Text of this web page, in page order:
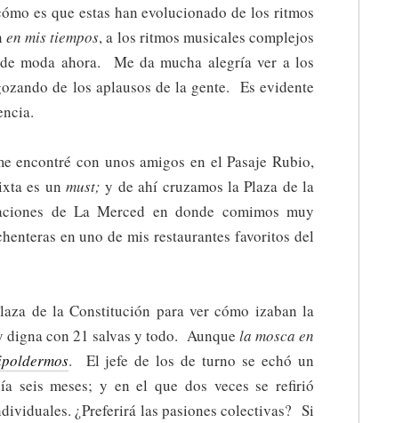
es que estas han evolucionado de los ritmos
en mis tiempos, a los ritmos musicales complejos
moda ahora. Me da mucha alegría ver a los
de los aplausos de la gente. Es evidente
encontré con unos amigos en el Pasaje Rubio,
es un must;y de ahí cruzamos la Plaza de la
de La Merced en donde comimos muy
en uno de mis restaurantes favoritos del
de la Constitución para ver cómo izaban la
con 21 salvas y todo. Aunque la mosca en
. El jefe de los de turno se echó un
seis meses; y en el que dos veces se refirió
¿Preferirá las pasiones colectivas? Si